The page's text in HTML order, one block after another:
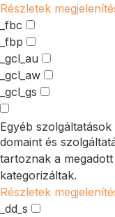
Részletek
_fbc
_fbp
_gcl_au
_gcl_aw
_gcl_gs
Egyéb szolgáltatások
domaint és
tartoznak a
kategorizáltak.
Részletek
_dd_s